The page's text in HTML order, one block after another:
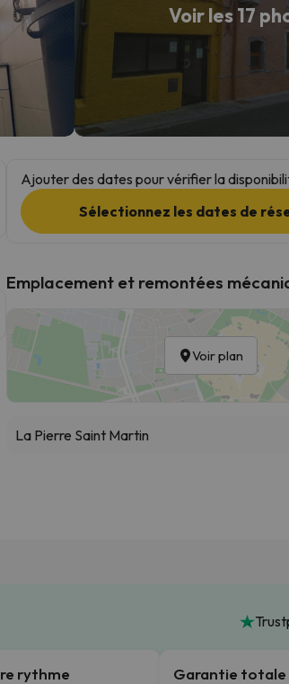
Voir les 17
Ajouter des dates pour vérifier la
Sélectionnez les dates de
Emplacement et remontées
Voir plan
La Pierre Saint Martin
rythme Garantie totale